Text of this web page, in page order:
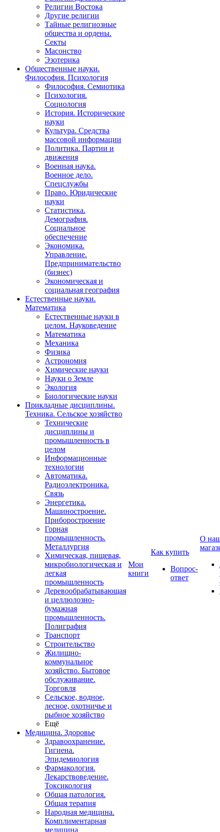
Религии Востока
Другие религии
Тайные религиозные
общества и ордены.
Секты
Масонство
Эзотерика
Общественные науки.
Философия. Психология
Философия. Семиотика
Психология.
Социология
История. Исторические
науки
Культура. Средства
массовой информации
Политика. Партии и
движения
Военная наука.
Военное дело.
Спецслужбы
Право. Юридические
науки
Статистика.
Демография.
Социальное
обеспечение
Экономика.
Управление.
Предпринимательство
(бизнес)
Экономическая и
социальная география
Естественные науки.
Математика
Естественные науки в
целом. Науковедение
Математика
Механика
Физика
Астрономия
Химические науки
Науки о Земле
Экология
Биологические науки
Прикладные дисциплины.
Техника. Сельское хозяйство
Технические
дисциплины и
промышленность в
целом
Информационные
технологии
Автоматика.
Радиоэлектроника.
Связь
Энергетика.
Машиностроение.
Приборостроение
Горная
промышленность.
Металлургия
Химическая, пищевая,
микробиологическая и
легкая
промышленность
Деревообрабатывающая
и целлюлозно-
бумажная
промышленность.
Полиграфия
Транспорт
Строительство
Жилищно-
коммунальное
хозяйство. Бытовое
обслуживание.
Торговля
Сельское, водное,
лесное, охотничье и
рыбное хозяйство
Ещё
Медицина. Здоровье
Здравоохранение.
Гигиена.
Эпидемиология
Фармакология.
Лекарствоведение.
Токсикология
Общая патология.
Общая терапия
Народная медицина.
Комплиментарная
медицина
Мои
книги
Как купить
Вопрос-
ответ
О